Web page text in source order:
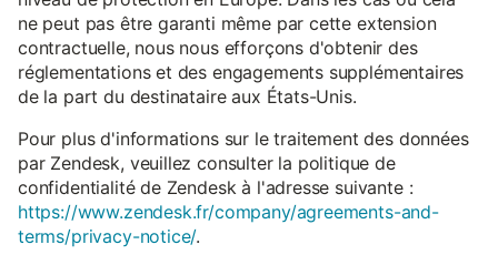
ne peut pas être garanti même par cette extension
contractuelle, nous nous efforçons d'obtenir des
réglementations et des engagements supplémentaires
de la part du destinataire aux États-Unis.
Pour plus d'informations sur le traitement des données
par Zendesk, veuillez consulter la politique de
confidentialité de Zendesk à l'adresse suivante :
https://www.zendesk.fr/company/agreements-and-
terms/privacy-notice/.